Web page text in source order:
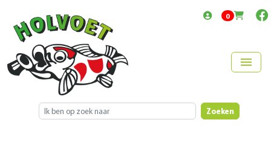
0items in cart
menu
Zoeken